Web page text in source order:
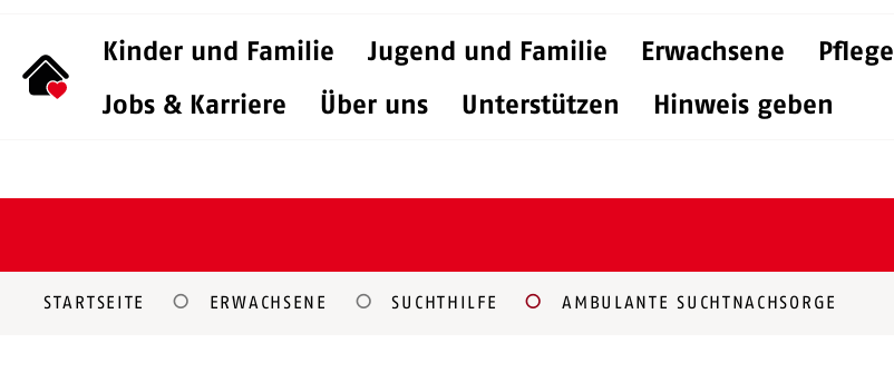
Kinder und Familie Jugend und Familie Erwachsene Pflege
Jobs & Karriere
Über uns Unterstützen Hinweis geben
STARTSEITE ERWACHSENE SUCHTHILFE AMBULANTE SUCHTNACHSORGE